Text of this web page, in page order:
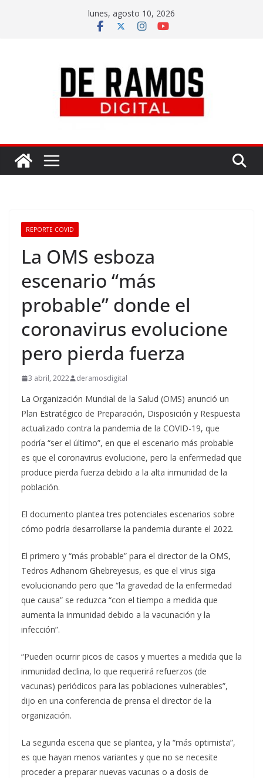
lunes, agosto 10, 2026
REPORTE COVID
La OMS esboza
escenario “más
probable” donde el
coronavirus evolucione
pero pierda fuerza
3 abril, 2022 deramosdigital
La Organización Mundial de la Salud (OMS) anunció un
Plan Estratégico de Preparación, Disposición y Respuesta
actualizado contra la pandemia de la COVID-19, que
podría “ser el último”, en que el escenario más probable
es que el coronavirus evolucione, pero la enfermedad que
produce pierda fuerza debido a la alta inmunidad de la
población.
El documento plantea tres potenciales escenarios sobre
cómo podría desarrollarse la pandemia durante el 2022.
El primero y “más probable” para el director de la OMS,
Tedros Adhanom Ghebreyesus, es que el virus siga
evolucionando pero que “la gravedad de la enfermedad
que causa” se reduzca “con el tiempo a medida que
aumenta la inmunidad debido a la vacunación y la
infección”.
“Pueden ocurrir picos de casos y muertes a medida que la
inmunidad declina, lo que requerirá refuerzos (de
vacunas) periódicos para las poblaciones vulnerables”,
dijo en una conferencia de prensa el director de la
organización.
La segunda escena que se plantea, y la “más optimista”,
es que hayan menos variantes y que no se necesite
proceder a preparar nuevas vacunas o a dosis de